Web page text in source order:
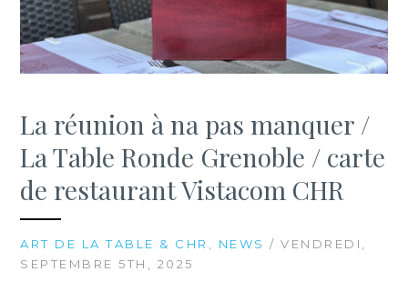
La réunion à na pas manquer /
La Table Ronde Grenoble / carte
de restaurant Vistacom CHR
ART DE LA TABLE & CHR NEWS / VENDREDI,
SEPTEMBRE 5TH, 2025